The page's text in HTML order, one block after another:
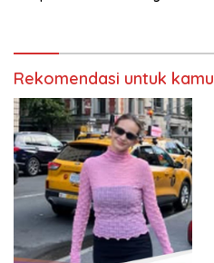
Rekomendasi untuk kamu